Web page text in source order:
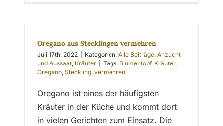
Oregano aus Stecklingen vermehren
Juli 17th, 2022 Kategorien:Alle Beiträge,Anzucht
und Aussaat, Kräuter Tags: Blumentopf, Kräuter,
Oregano,Steckling,vermehren
Oregano ist eines der häufigsten
Kräuter in der Küche und kommt dort
in vielen Gerichten zum Einsatz. Die